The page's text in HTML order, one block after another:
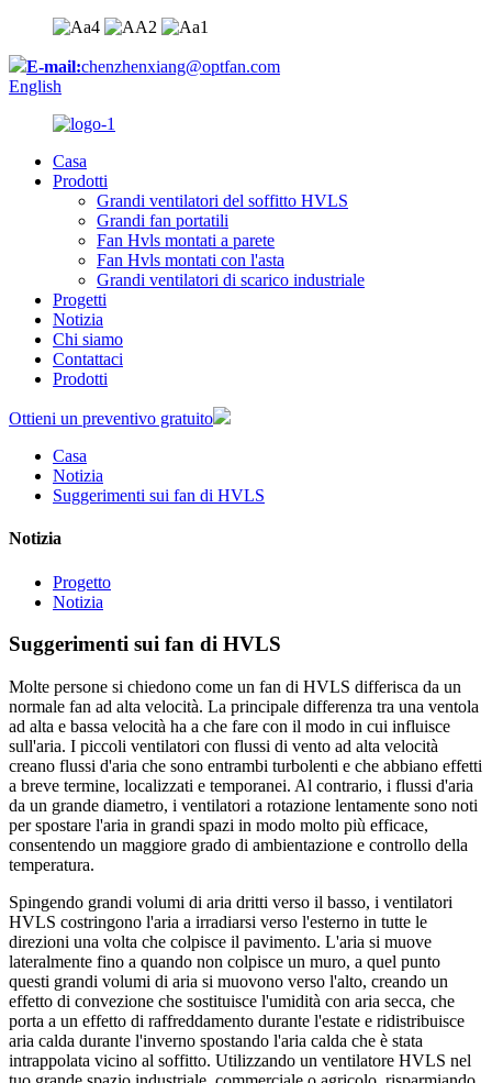
E-mail:chenzhenxiang@optfan.com
English
Casa
Prodotti
Grandi ventilatori del soffitto HVLS
Grandi fan portatili
Fan Hvls montati a parete
Fan Hvls montati con l'asta
Grandi ventilatori di scarico industriale
Progetti
Notizia
Chi siamo
Contattaci
Prodotti
Ottieni un preventivo gratuito
Casa
Notizia
Suggerimenti sui fan di HVLS
Notizia
Progetto
Notizia
Suggerimenti sui fan di HVLS
Molte persone si chiedono come un fan di HVLS differisca da un
normale fan ad alta velocità. La principale differenza tra una ventola
ad alta e bassa velocità ha a che fare con il modo in cui influisce
sull'aria. I piccoli ventilatori con flussi di vento ad alta velocità
creano flussi d'aria che sono entrambi turbolenti e che abbiano effetti
a breve termine, localizzati e temporanei. Al contrario, i flussi d'aria
da un grande diametro, i ventilatori a rotazione lentamente sono noti
per spostare l'aria in grandi spazi in modo molto più efficace,
consentendo un maggiore grado di ambientazione e controllo della
temperatura.
Spingendo grandi volumi di aria dritti verso il basso, i ventilatori
HVLS costringono l'aria a irradiarsi verso l'esterno in tutte le
direzioni una volta che colpisce il pavimento. L'aria si muove
lateralmente fino a quando non colpisce un muro, a quel punto
questi grandi volumi di aria si muovono verso l'alto, creando un
effetto di convezione che sostituisce l'umidità con aria secca, che
porta a un effetto di raffreddamento durante l'estate e ridistribuisce
aria calda durante l'inverno spostando l'aria calda che è stata
intrappolata vicino al soffitto. Utilizzando un ventilatore HVLS nel